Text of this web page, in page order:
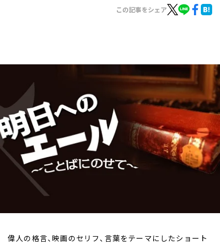
トピックス
お知らせ
イベント・グッズ
YouTube
会社情報
この記事をシェア
偉人の格言、映画のセリフ、言葉をテーマにしたショート